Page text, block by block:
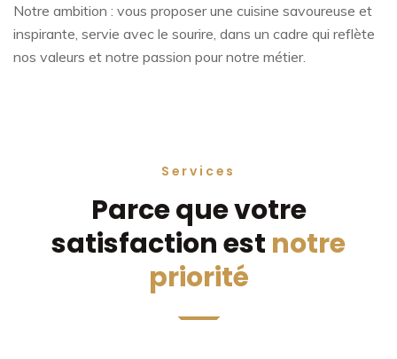
Notre ambition : vous proposer une cuisine savoureuse et
inspirante, servie avec le sourire, dans un cadre qui reflète
nos valeurs et notre passion pour notre métier.
Services
Parce que votre
satisfaction est notre
priorité